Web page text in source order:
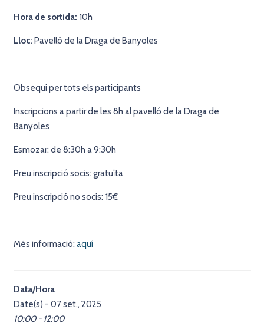
Hora de sortida: 10h
Lloc: Pavelló de la Draga de Banyoles
Obsequi per tots els participants
Inscripcions a partir de les 8h al pavelló de la Draga de
Banyoles
Esmozar: de 8:30h a 9:30h
Preu inscripció socis: gratuïta
Preu inscripció no socis: 15€
Més informació: aquí
Data/Hora
Date(s) - 07 set., 2025
10:00 - 12:00